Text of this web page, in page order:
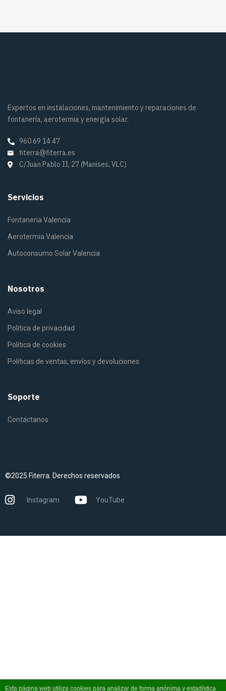
Expertos en instalaciones, mantenimiento y reparaciones de
fontanería, aerotermia y energía solar.
960 69 14 47
fiterra@fiterra.es
C/Juan Pablo II, 27 (Manises, VLC)
Servicios
Fontaneria Valencia
Aerotermia Valencia
Autoconsumo Solar Valencia
Nosotros
Aviso legal
Politica de privacidad
Política de cookies
Políticas de ventas, envíos y devoluciones
Soporte
Contáctanos
©2025 Fiterra. Derechos reservados
Instagram YouTube
Esta página web utiliza cookies para analizar de forma anónima y estadística